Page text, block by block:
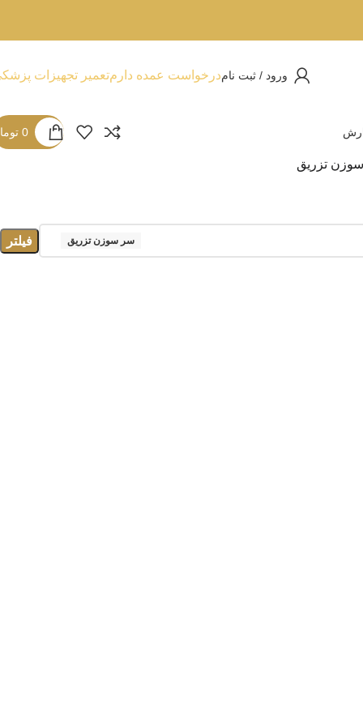
ورود / ثبت نامدرخواست عمده دارمتعمیر تجهیزات
0
تزریق
سر سوزن تزریق فیلتر